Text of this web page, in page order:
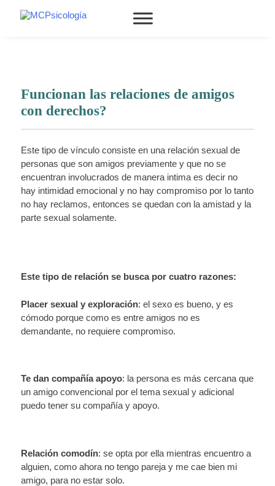
Funcionan las relaciones de amigos
con derechos?
Este tipo de vínculo consiste en una relación sexual de
personas que son amigos previamente y que no se
encuentran involucrados de manera intima es decir no
hay intimidad emocional y no hay compromiso por lo tanto
no hay reclamos, entonces se quedan con la amistad y la
parte sexual solamente.
Este tipo de relación se busca por cuatro razones:
Placer sexual y exploración: el sexo es bueno, y es
cómodo porque como es entre amigos no es
demandante, no requiere compromiso.
Te dan compañía apoyo: la persona es más cercana que
un amigo convencional por el tema sexual y adicional
puedo tener su compañía y apoyo.
Relación comodín: se opta por ella mientras encuentro a
alguien, como ahora no tengo pareja y me cae bien mi
amigo, para no estar solo.